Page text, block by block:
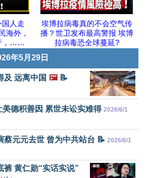
国人走
海外，
，……
埃博拉病毒真的不会空气传
播？世卫发布最高警报 埃博
拉病毒恐全球蔓延?
年5月29日
及 远离中国 🖼️📝
美德积善因 累世未讼实难得 2026/6/1
蔡元元去世 曾为中共站台 📝 2026/6/1
裤 黄仁勋“实话实说”